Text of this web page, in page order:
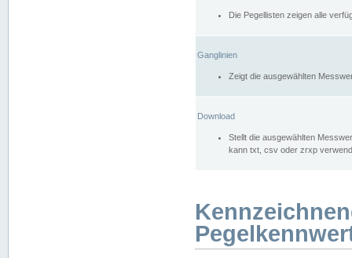
Die Pegellisten zeigen alle
Ganglinien
Zeigt die ausgewählten
Download
Stellt die ausgewählten
kann txt, csv oder zrxp